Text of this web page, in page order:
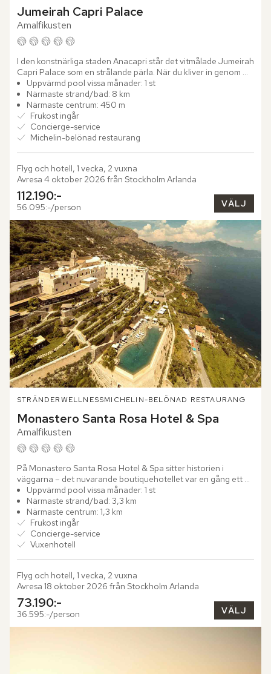
Jumeirah Capri Palace
Amalfikusten
I den konstnärliga staden Anacapri står det vitmålade Jumeirah
Capri Palace som en strålande pärla. När du kliver in genom
dörrarna möts du av "Shores of the Seas" – en imponerande...
Uppvärmd pool vissa månader: 1 st
Närmaste strand/bad: 8 km
Närmaste centrum: 450 m
Frukost ingår
Concierge-service
Michelin-belönad restaurang
Flyg och hotell, 1 vecka, 2 vuxna
Avresa 4 oktober 2026 från Stockholm Arlanda
112.190:-
56.095:-/person VÄLJ
STRÄNDERWELLNESSMICHELIN-BELÖNAD RESTAURANG
Monastero Santa Rosa Hotel & Spa
Amalfikusten
På Monastero Santa Rosa Hotel & Spa sitter historien i
väggarna – det nuvarande boutiquehotellet var en gång ett
vackert 1600-talskloster. Stenvalv, tunga träportar och svala...
Uppvärmd pool vissa månader: 1 st
Närmaste strand/bad: 3,3 km
Närmaste centrum: 1,3 km
Frukost ingår
Concierge-service
Vuxenhotell
Flyg och hotell, 1 vecka, 2 vuxna
Avresa 18 oktober 2026 från Stockholm Arlanda
73.190:-
36.595:-/person VÄLJ